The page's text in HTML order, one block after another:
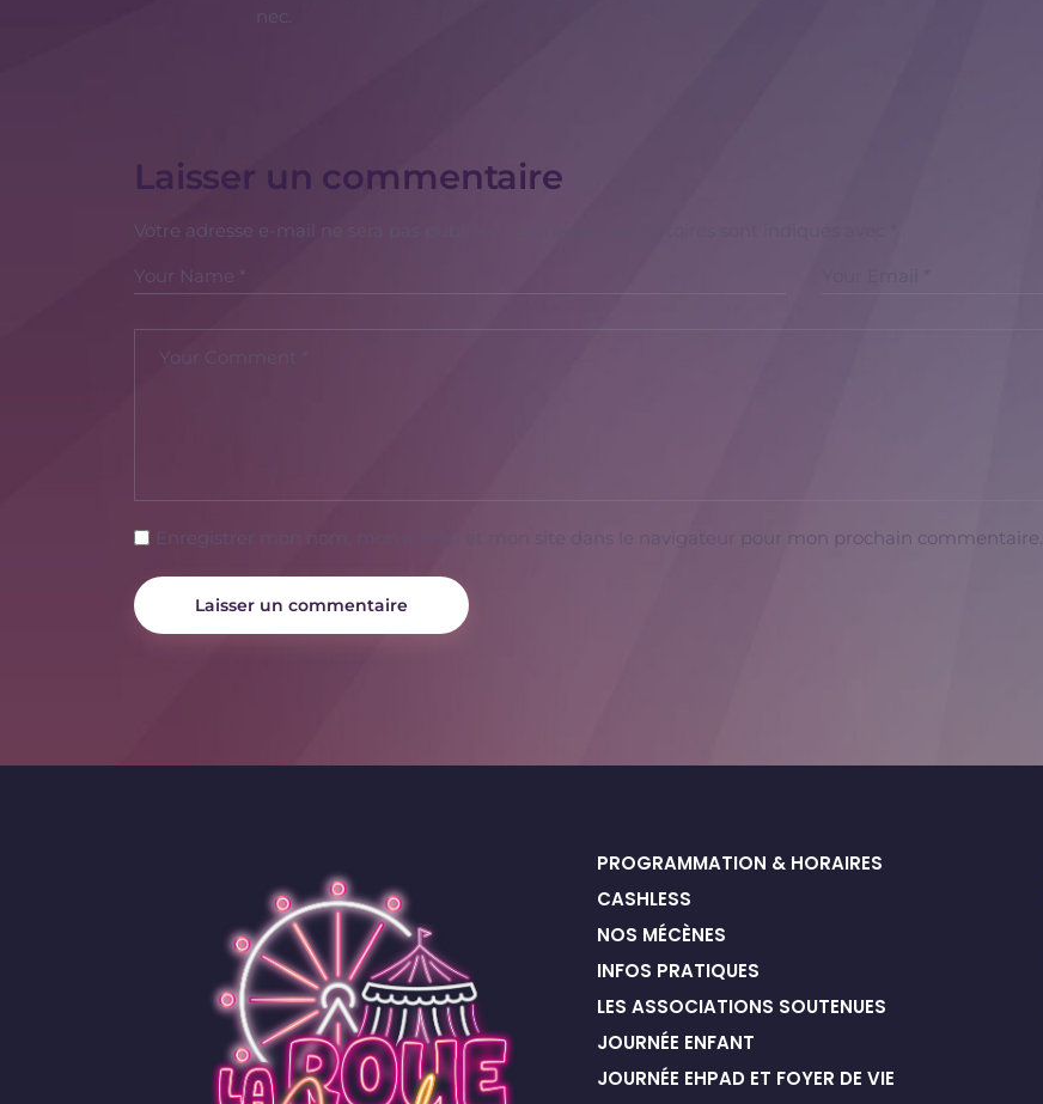
nec.
Laisser un commentaire
Votre adresse e-mail ne sera pas publiée.
Enregistrer mon nom, mon e-mail et mon site dans le navigateur pour mon prochain commentaire.
Laisser un commentaire
PROGRAMMATION & HORAIRES
CASHLESS
NOS MÉCÈNES
INFOS PRATIQUES
LES ASSOCIATIONS SOUTENUES
JOURNÉE ENFANT
JOURNÉE EHPAD ET FOYER DE VIE